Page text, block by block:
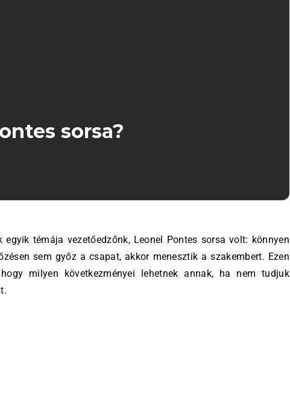
sorsa?
sem győz a csapat, akkor menesztik a szakembert. Ezen
milyen következményei lehetnek annak, ha nem tudjuk